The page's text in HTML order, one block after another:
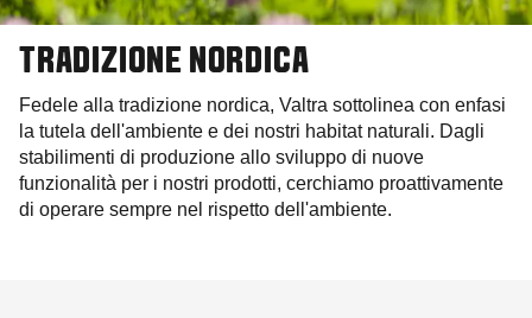
TRADIZIONE NORDICA
Fedele alla tradizione nordica, Valtra sottolinea con enfasi
la tutela dell'ambiente e dei nostri habitat naturali. Dagli
stabilimenti di produzione allo sviluppo di nuove
funzionalità per i nostri prodotti, cerchiamo proattivamente
di operare sempre nel rispetto dell'ambiente.